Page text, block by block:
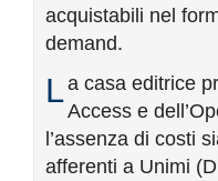
acquistabili nel
demand.
La casa editrice promuove i valori dell’Open
Access e
l’assenza di costi
afferenti a Unimi